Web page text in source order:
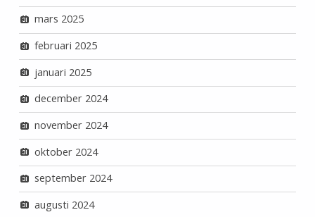
mars 2025
februari 2025
januari 2025
december 2024
november 2024
oktober 2024
september 2024
augusti 2024